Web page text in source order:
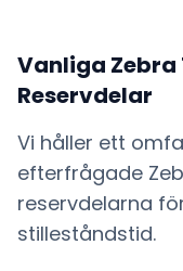
Vanliga
Reservdelar
Vi håller ett
efterfrågade
reservdelarna
stilleståndstid.